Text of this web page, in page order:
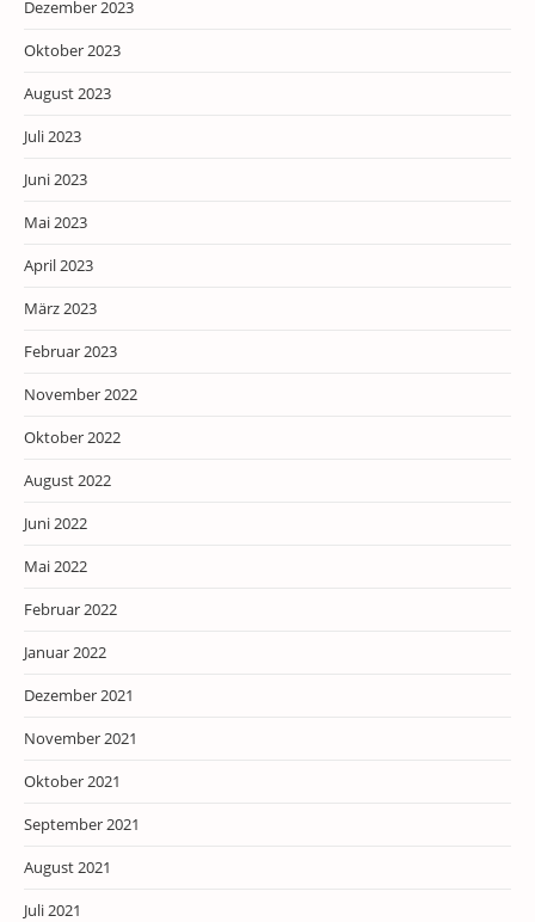
Dezember 2023
Oktober 2023
August 2023
Juli 2023
Juni 2023
Mai 2023
April 2023
März 2023
Februar 2023
November 2022
Oktober 2022
August 2022
Juni 2022
Mai 2022
Februar 2022
Januar 2022
Dezember 2021
November 2021
Oktober 2021
September 2021
August 2021
Juli 2021